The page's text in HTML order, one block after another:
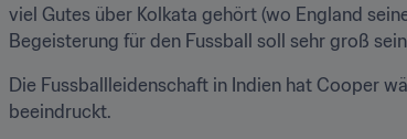
viel Gutes über Kolkata gehört (wo England
Begeisterung für den Fussball soll sehr groß
Die Fussballleidenschaft in Indien hat Cooper
beeindruckt.